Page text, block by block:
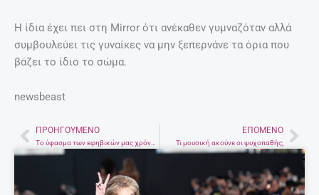
Η ίδια έχει πει στη Mirror ότι ανέκαθεν γυμναζόταν αλλά
συμβουλεύει τις γυναίκες να μην ξεπερνάνε τα όρια που
βάζει το ίδιο το σώμα.
newsbeast
Prev
ΠΡΟΗΓΟΎΜΕΝΟ ΕΠΌΜΕΝΟ
Τι μουσική ακούνε οι ψυχοπαθής;